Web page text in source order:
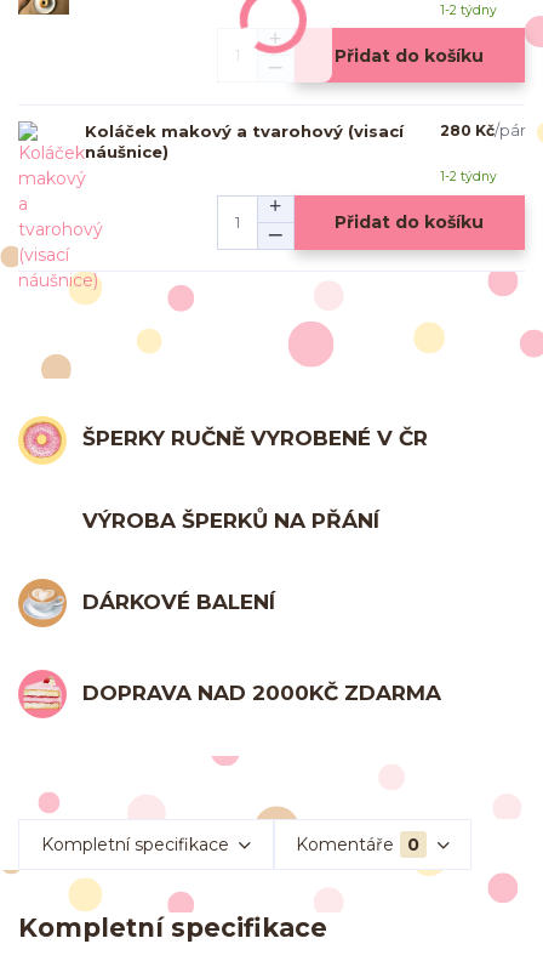
1-2 týdny
Přidat do košíku
Koláček makový a tvarohový (visací
náušnice)
280 Kč/pár
1-2 týdny
Přidat do košíku
ŠPERKY RUČNĚ VYROBENÉ V ČR
VÝROBA ŠPERKŮ NA PŘÁNÍ
DÁRKOVÉ BALENÍ
DOPRAVA NAD 2000KČ ZDARMA
Kompletní specifikace Komentáře 0
Kompletní specifikace